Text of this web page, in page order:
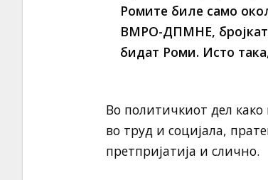
Ромите биле само
ВМРО-ДПМНЕ,
бидат Роми. Исто
Во политичкиот дел
во труд и социјала,
претпријатија и слично.